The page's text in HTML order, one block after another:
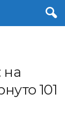
на
101